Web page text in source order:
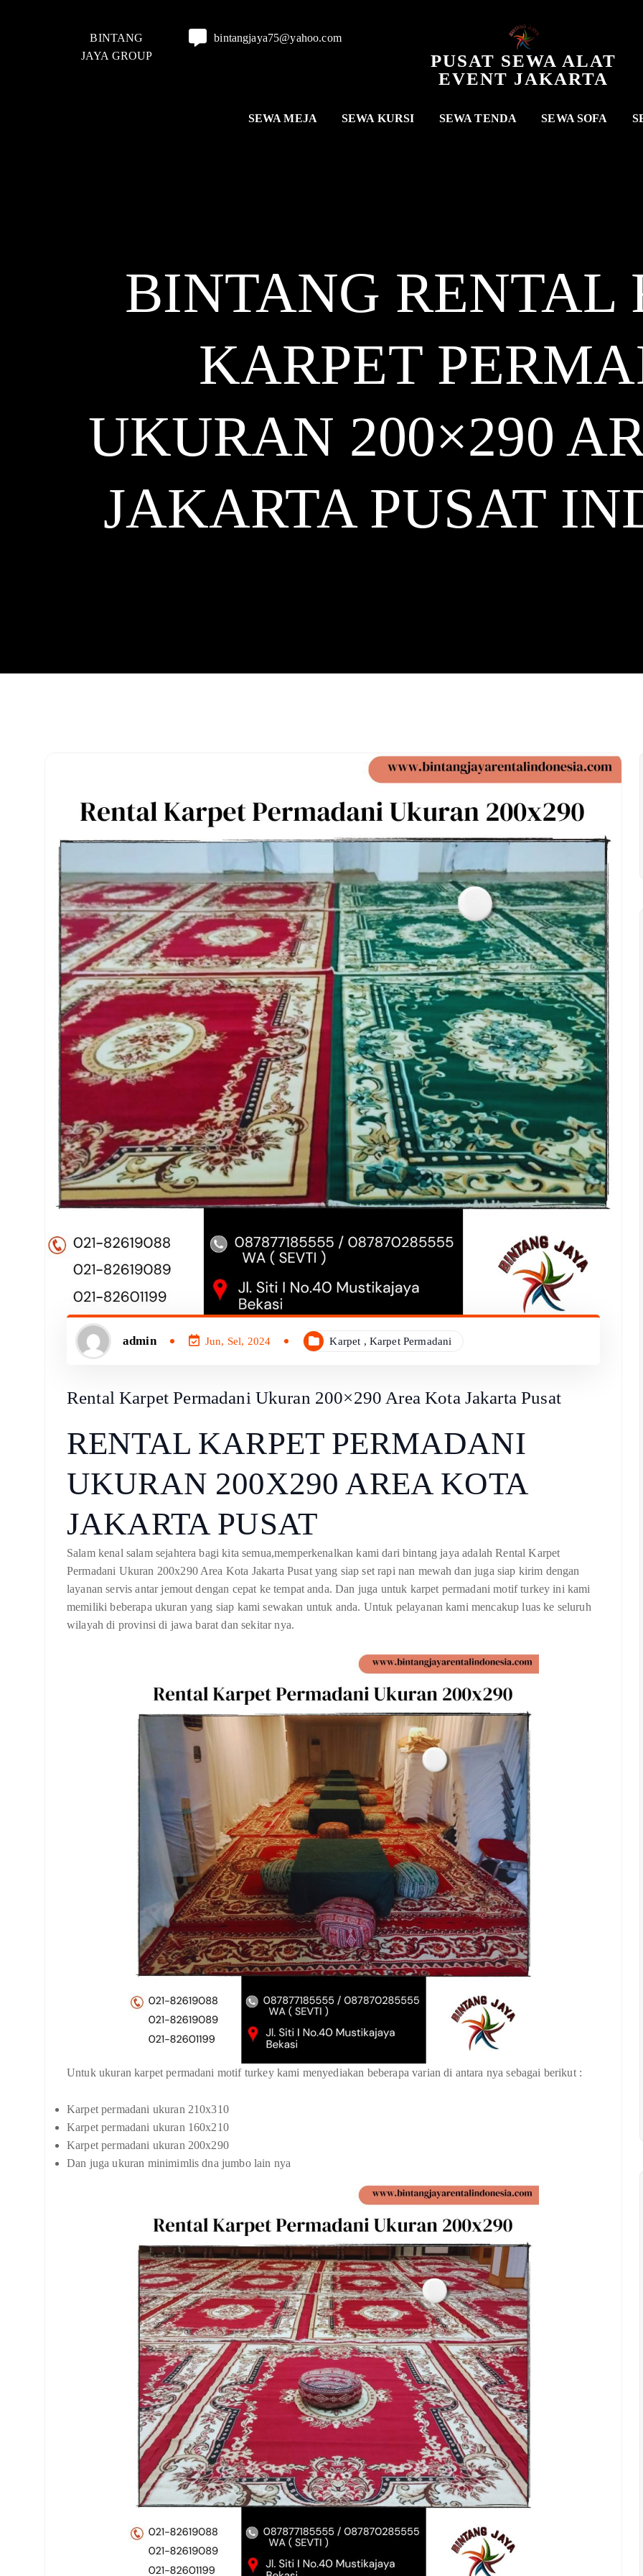
BINTANG
JAYA GROUP
bintangjaya75@yahoo.com
PUSAT SEWA ALAT
EVENT JAKARTA
SEWA MEJA SEWA KURSI SEWA TENDA SEWA SOFA
BINTANG RENTAL
KARPET
UKURAN 200×290
JAKARTA PUSAT
admin Jun, Sel, 2024 Karpet , Karpet Permadani
Rental Karpet Permadani Ukuran 200×290 Area Kota Jakarta Pusat
RENTAL KARPET PERMADANI
UKURAN 200X290 AREA KOTA
JAKARTA PUSAT
Salam kenal salam sejahtera bagi kita semua,memperkenalkan kami dari bintang jaya adalah Rental Karpet
Permadani Ukuran 200x290 Area Kota Jakarta Pusat yang siap set rapi nan mewah dan juga siap kirim dengan
layanan servis antar jemout dengan cepat ke tempat anda. Dan juga untuk karpet permadani motif turkey ini kami
memiliki beberapa ukuran yang siap kami sewakan untuk anda. Untuk pelayanan kami mencakup luas ke seluruh
wilayah di provinsi di jawa barat dan sekitar nya.
Untuk ukuran karpet permadani motif turkey kami menyediakan beberapa varian di antara nya sebagai berikut :
Karpet permadani ukuran 210x310
Karpet permadani ukuran 160x210
Karpet permadani ukuran 200x290
Dan juga ukuran minimimlis dna jumbo lain nya